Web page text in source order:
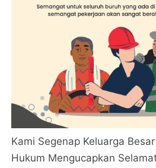
Kami Segenap Keluarga
Hukum Mengucapkan